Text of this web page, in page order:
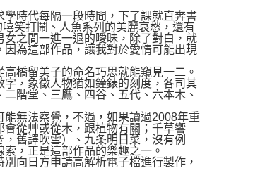
時代每隔一段時間，下了課就直奔書
笑打鬧、人魚系列的美麗哀愁，還有
之間一進一退的曖昧，除了對白，就
為這部作品，讓我對於愛情可能出現
橋留美子的命名巧思就能窺見一二。
，象徵人物猶如鐘錶的刻度，各司其
階堂、三鷹、四谷、五代、六本木、
無法察覺，不過，如果讀過2008年重
從艸或從木，跟植物有關；千草響
舊譯吹雪）、九条明日菜，沒有例
，正是這部作品的樂趣之一。
向日方申請高解析電子檔進行製作，